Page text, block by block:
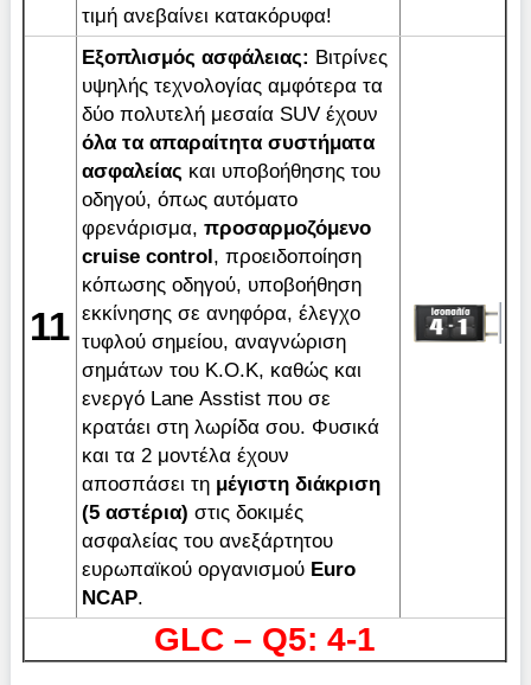
τιμή ανεβαίνει κατακόρυφα!
11
Εξοπλισμός ασφάλειας: Βιτρίνες
υψηλής τεχνολογίας αμφότερα τα
δύο πολυτελή μεσαία SUV έχουν
όλα τα απαραίτητα συστήματα
ασφαλείας και υποβοήθησης του
οδηγού, όπως αυτόματο
φρενάρισμα, προσαρμοζόμενο
cruise control , προειδοποίηση
κόπωσης οδηγού, υποβοήθηση
εκκίνησης σε ανηφόρα, έλεγχο
τυφλού σημείου, αναγνώριση
σημάτων του K.O.K, καθώς και
ενεργό Lane Αsstist που σε
κρατάει στη λωρίδα σου. Φυσικά
και τα 2 μοντέλα έχουν
αποσπάσει τη μέγιστη διάκριση
(5 αστέρια) στις δοκιμές
ασφαλείας του ανεξάρτητου
ευρωπαϊκού οργανισμού Euro
NCAP.
GLC – Q5: 4-1